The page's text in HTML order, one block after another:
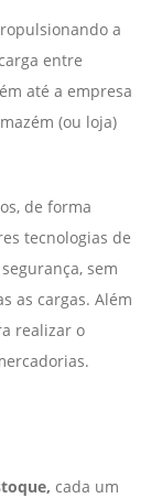
a
entre
até a empresa
(ou loja)
de forma
tecnologias de
sem
as cargas. Além
realizar o
cada um